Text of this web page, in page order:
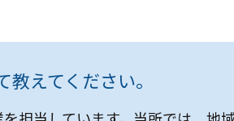
えてください。